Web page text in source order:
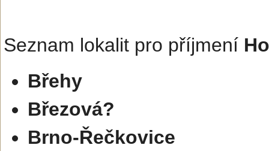
Seznam lokalit pro příjmení
Břehy
Březová?
Brno-Řečkovice